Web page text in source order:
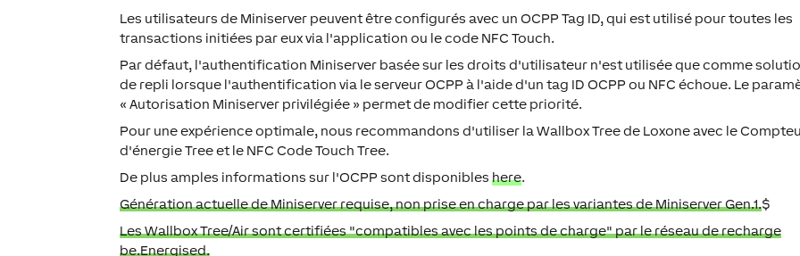
Les utilisateurs de Miniserver peuvent être configurés avec un OCPP Tag ID, qui est utilisé pour toutes les
transactions initiées par eux via l'application ou le code NFC Touch.
Par défaut, l'authentification Miniserver basée sur les droits d'utilisateur n'est utilisée que comme
de repli lorsque l'authentification via le serveur OCPP à l'aide d'un tag ID OCPP ou NFC échoue. Le
« Autorisation Miniserver privilégiée » permet de modifier cette priorité.
Pour une expérience optimale, nous recommandons d'utiliser la Wallbox Tree de Loxone avec le
d'énergie Tree et le NFC Code Touch Tree.
De plus amples informations sur l'OCPP sont disponibleshere.
Génération actuelle de Miniserver requise, non prise en charge par les variantes de Miniserver Gen.1.$
Les Wallbox Tree/Air sont certifiées "compatibles avec les points de charge" par le réseau de recharge
be.Energised.